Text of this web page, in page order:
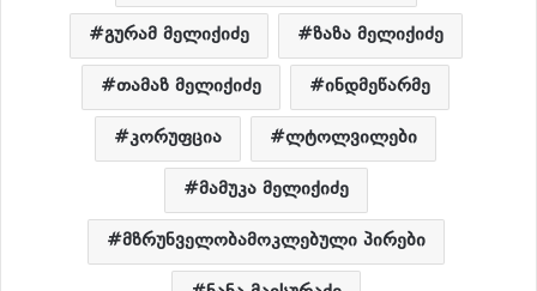
გურამ მელიქიძე
ზაზა მელიქიძე
თამაზ მელიქიძე
ინდმეწარმე
კორუფცია
ლტოლვილები
მამუკა მელიქიძე
მზრუნველობამოკლებული პირები